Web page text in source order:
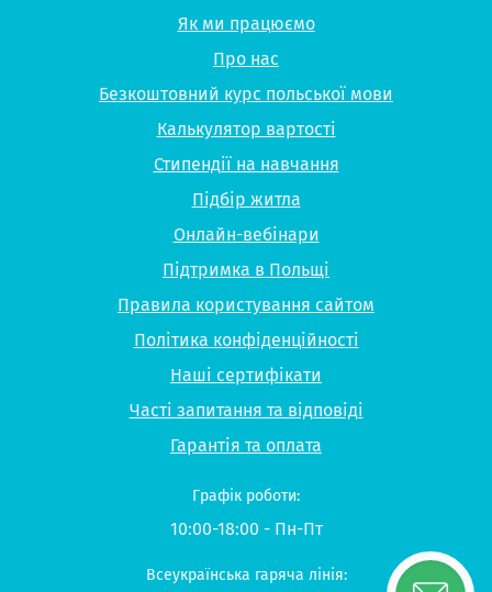
Як ми працюємо
Про нас
Безкоштовний курс польської мови
Калькулятор вартості
Стипендії на навчання
Підбір житла
Онлайн-вебінари
Підтримка в Польщі
Правила користування сайтом
Політика конфіденційності
Наші сертифікати
Часті запитання та відповіді
Гарантія та оплата
Графік роботи:
10:00-18:00 - Пн-Пт
Всеукраїнська гаряча лінія: